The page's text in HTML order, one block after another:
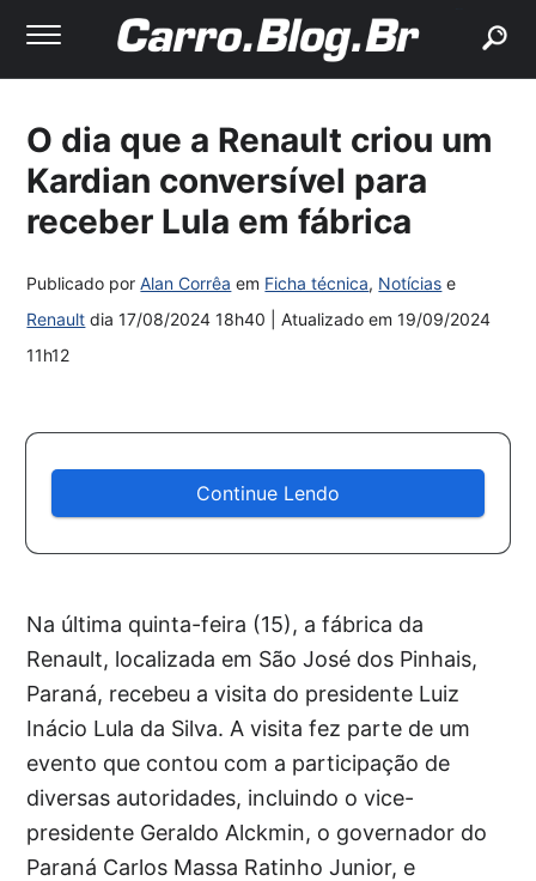
O dia que a Renault criou um
Kardian conversível para
receber Lula em fábrica
Publicado porAlan Corrêa em Ficha técnica, Notícias e
Renault dia17/08/2024 18h40 | Atualizado em19/09/2024
11h12
Continue Lendo
Na última quinta-feira (15), a fábrica da
Renault, localizada em São José dos Pinhais,
Paraná, recebeu a visita do presidente Luiz
Inácio Lula da Silva. A visita fez parte de um
evento que contou com a participação de
diversas autoridades, incluindo o vice-
presidente Geraldo Alckmin, o governador do
Paraná Carlos Massa Ratinho Junior, e